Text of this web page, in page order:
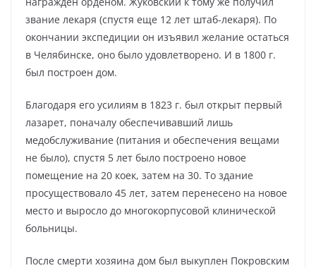
звание лекаря (спустя еще 12 лет штаб-лекаря). По
окончании экспедиции он изъявил желание остаться
в Челябинске, оно было удовлетворено. И в 1800 г.
был построен дом.
Благодаря его усилиям в 1823 г. был открыт первый
лазарет, поначалу обеспечивавший лишь
медобслуживание (питания и обеспечения вещами
не было), спустя 5 лет было построено новое
помещение на 20 коек, затем на 30. То здание
просуществовало 45 лет, затем перенесено на новое
место и выросло до многокорпусовой клинической
больницы.
После смерти хозяина дом был выкуплен Покровским